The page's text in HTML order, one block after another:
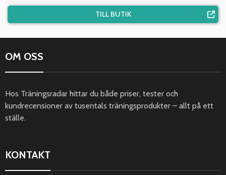
TILL BUTIK
OM OSS
Hos Träningsradar hittar du både priser, tester och
kundrecensioner av tusentals träningsprodukter – allt på ett
ställe.
KONTAKT